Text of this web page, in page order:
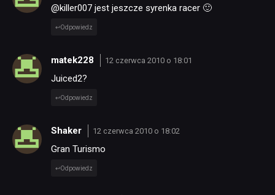
@killer007 jest jeszcze syrenka racer 🙂
Odpowiedz
matek228 12 czerwca 2010 o 18:01
Juiced2?
Odpowiedz
Shaker 12 czerwca 2010 o 18:02
Gran Turismo
Odpowiedz